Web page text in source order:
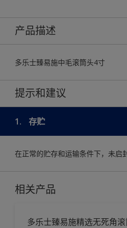
产品描述
多乐士臻易施中毛滚筒头4寸
提示和建议
1. 存贮
在正常的贮存和运输条件下，未启
相关产品
多乐士臻易施精选无死角滚